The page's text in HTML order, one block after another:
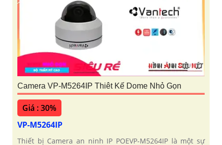
Camera VP-M5264IP Thiêt Kế Dome Nhỏ Gọn
Giá : 30%
VP-M5264IP
Thiết bị Camera an ninh IP POEVP-M5264IP là một sự